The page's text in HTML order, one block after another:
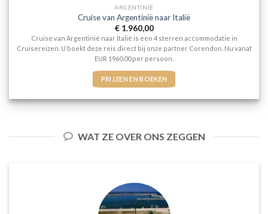
ARGENTINIË
Cruise van Argentinië naar Italië
€1.960,00
Cruise van Argentinië naar Italië is een 4 sterren accommodatie in
Cruisereizen. U boekt deze reis direct bij onze partner Corendon. Nu vanaf
EUR 1960.00 per persoon.
PRIJZEN EN BOEKEN
WAT ZE OVER ONS ZEGGEN